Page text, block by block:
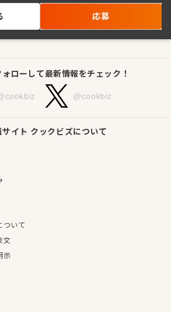
応募
ローして最新情報をチェック！
@cookbiz
イト クックビズについて
ついて
文
示